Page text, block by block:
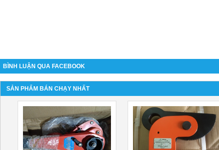
BÌNH LUẬN QUA FACEBOOK
SẢN PHẨM BÁN CHẠY NHẤT